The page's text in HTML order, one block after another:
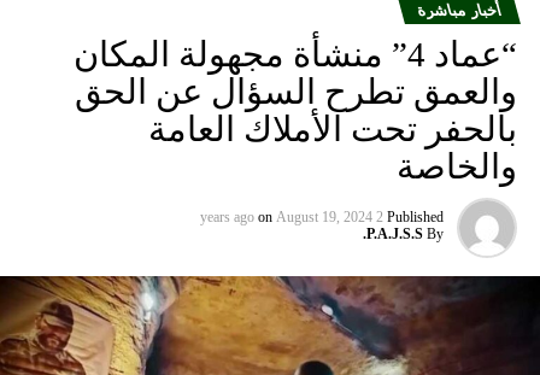
أخبار مباشرة
“عماد 4” منشأة مجهولة المكان
والعمق تطرح السؤال عن الحق
بالحفر تحت الأملاك العامة
والخاصة
Published
2 years ago
on August 19, 2024
By
P.A.J.S.S.